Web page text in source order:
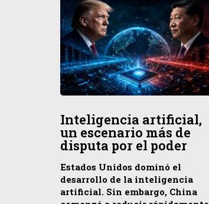
Inteligencia artificial,
un escenario más de
disputa por el poder
Estados Unidos dominó el
desarrollo de la inteligencia
artificial. Sin embargo, China